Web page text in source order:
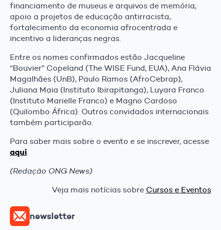
financiamento de museus e arquivos de memória,
apoio a projetos de educação antirracista,
fortalecimento da economia afrocentrada e
incentivo a lideranças negras.
Entre os nomes confirmados estão Jacqueline
“Bouvier” Copeland (The WISE Fund, EUA), Ana Flávia
Magalhães (UnB), Paulo Ramos (AfroCebrap),
Juliana Maia (Instituto Ibirapitanga), Luyara Franco
(Instituto Marielle Franco) e Magno Cardoso
(Quilombo África). Outros convidados internacionais
também participarão.
Para saber mais sobre o evento e se inscrever, acesse
aqui.
(Redação ONG News)
Veja mais notícias sobre Cursos e Eventos
newsletter